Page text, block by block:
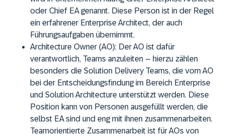
oder Chief EA genannt. Diese Person ist in der Regel
ein erfahrener Enterprise Architect, der auch
Führungsaufgaben übernimmt.
Architecture Owner (AO): Der AO ist dafür
verantwortlich, Teams anzuleiten – hierzu zählen
besonders die Solution Delivery Teams, die vom AO
bei der Entscheidungsfindung im Bereich Enterprise
und Solution Architecture unterstützt werden. Diese
Position kann von Personen ausgefüllt werden, die
selbst EA sind und eng mit ihnen zusammenarbeiten.
Teamorientierte Zusammenarbeit ist für AOs von